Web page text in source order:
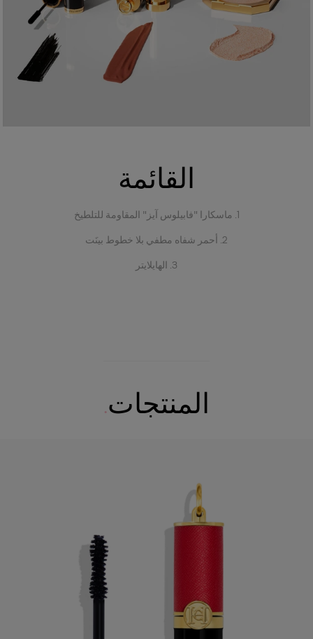
القائمة
1. ماسكارا "فابيلوس آيز" المقاومة للتلطيخ
2. أحمر شفاه مطفي بلا خطوط بينَت
3. الهايلايتر
المنتجات